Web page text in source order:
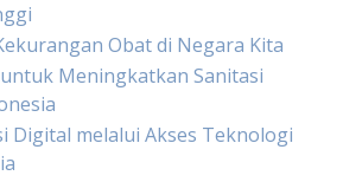
Obat di Negara Kita
Meningkatkan Sanitasi
Digital melalui Akses Teknologi